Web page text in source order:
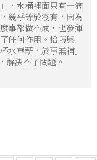
，水桶裡面只有一滴
幾乎等於沒有，因為
事都做不成，也發揮
任何作用。恰巧與
杯水車薪，於事無補」
解決不了問題。